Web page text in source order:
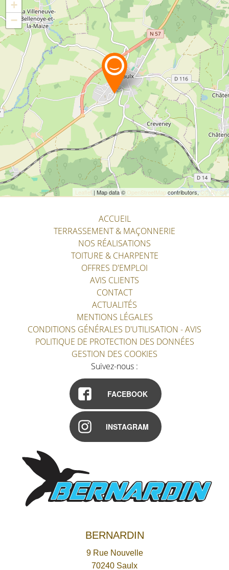
+
−
Leaflet | Map data ©OpenStreetMap contributors,CC-BY-SA
ACCUEIL
TERRASSEMENT & MAÇONNERIE
NOS RÉALISATIONS
TOITURE & CHARPENTE
OFFRES D'EMPLOI
AVIS CLIENTS
CONTACT
ACTUALITÉS
MENTIONS LÉGALES
CONDITIONS GÉNÉRALES D'UTILISATION - AVIS
POLITIQUE DE PROTECTION DES DONNÉES
GESTION DES COOKIES
Suivez-nous :
FACEBOOK
INSTAGRAM
BERNARDIN
9 Rue Nouvelle
70240 Saulx